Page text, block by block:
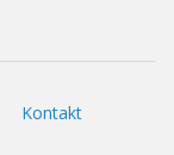
Kontakt